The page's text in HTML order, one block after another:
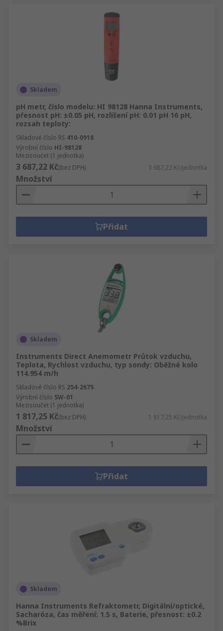
Skladem
pH metr, číslo modelu: HI 98128 Hanna Instruments,
přesnost pH: ±0.05 pH, rozlišení pH: 0.01 pH 16 pH,
rozsah teploty:
Skladové číslo RS 410-0918
Výrobní číslo HI-98128
Mezisoučet (1 jednotka)
3 687,22 Kč(bez DPH) 3 687,22 Kč/jednotka
Množství
Přidat
Skladem
Instruments Direct Anemometr Průtok vzduchu,
Teplota, Rychlost vzduchu, typ sondy: Oběžné kolo
114.954 m/h
Skladové číslo RS 254-2675
Výrobní číslo SW-01
Mezisoučet (1 jednotka)
1 817,25 Kč(bez DPH) 1 817,25 Kč/jednotka
Množství
Přidat
Skladem
Hanna Instruments Refraktometr, Digitální/optické,
Sacharóza, čas měření: 1.5 s, Baterie, přesnost: ±0.2
%Brix